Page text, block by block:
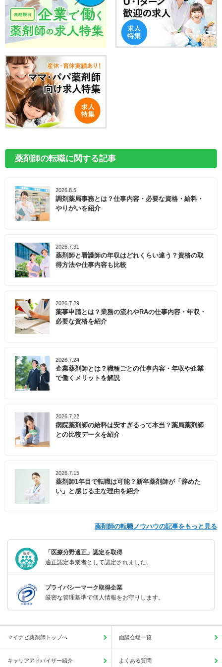
薬剤師の転職に関する記事
2026.8.5
調剤薬局事務とは？仕事内容・必要な資格・給料・
やりがいを紹介
2026.7.31
薬剤師と看護師の年収はどれくらい違う？資格の取
得方法や仕事内容も比較
2026.7.29
薬事申請とは？業務の流れやRAの仕事内容・年収・
必要な資格を紹介
2026.7.24
企業薬剤師とは？職種ごとの仕事内容・年収や企業
で働くメリットを解説
2026.7.22
病院薬剤師の給料は安すぎるって本当？薬局薬剤師
との比較データを紹介
2026.7.15
薬剤師1年目で転職は可能？新卒薬剤師が「辞めた
い」と感じる主な理由を紹介
薬剤師の転職ノウハウの記事をもっと見る
「医療分野適正」認定を取得
適正認定事業者として認定されました。
プライバシーマーク取得企業
厳密な管理基準で個人情報をお守りします。
マイナビ薬剤師トップへ 面談会場一覧
キャリアアドバイザー紹介 よくある質問